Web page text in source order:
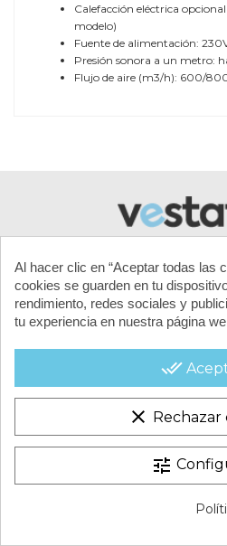
Calefacción eléctrica opcional
modelo)
Fuente de alimentación:
Presión sonora a un metro:
Flujo de aire (m3/h): 600/
CONTACTA CON
CONDICIONES
Aviso legal |
Política de
Al hacer clic en “Aceptar todas las
cookies se guarden en tu
rendimiento, redes sociales y
tu experiencia en nuestra página
done_all
clear Rechazar
tune